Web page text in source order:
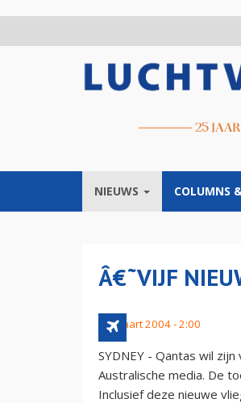
NIEUWS COLUMNS
Â€˜VIJF
30 maart 2004 - 2:00
SYDNEY - Qantas wil
Australische media. De
Inclusief deze nieuwe